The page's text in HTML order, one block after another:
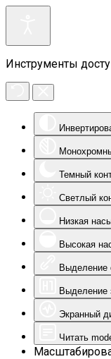
Инструменты
Темный
Светлый
Низкая
Высокая
Выделение
Выделение
Экранный
Читать